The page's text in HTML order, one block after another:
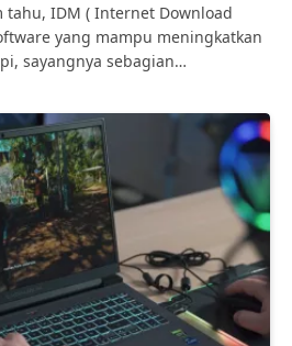
tahu, IDM ( Internet Download
yang mampu meningkatkan
sayangnya sebagian…